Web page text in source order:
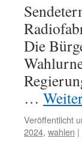
Die
…
Veröffentlicht
2024, wahlen |